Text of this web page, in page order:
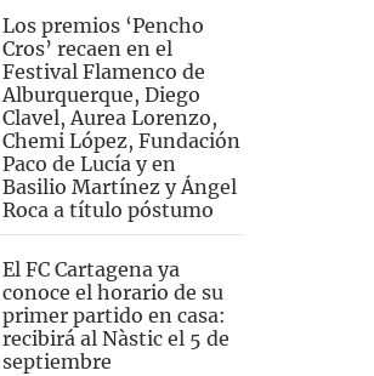
Los premios ‘Pencho
Cros’ recaen en el
Festival Flamenco de
Alburquerque, Diego
Clavel, Aurea Lorenzo,
Chemi López, Fundación
Paco de Lucía y en
Basilio Martínez y Ángel
Roca a título póstumo
El FC Cartagena ya
conoce el horario de su
primer partido en casa:
recibirá al Nàstic el 5 de
septiembre